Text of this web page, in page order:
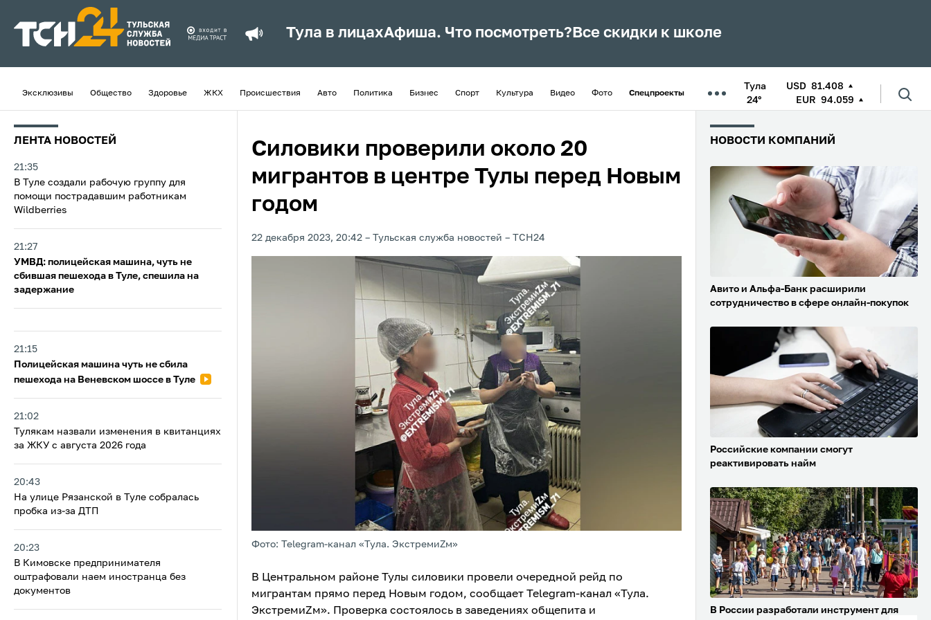
Тула в лицахАфиша. Что посмотреть? Все скидки к школе
Эксклюзивы Общество Здоровье ЖКХ Происшествия Авто Политика Бизнес Спорт Культура Видео Фото Спецпроекты
Тула
24°
USD 81.408
EUR 94.059
ЛЕНТА НОВОСТЕЙ
21:35
В Туле создали рабочую группу для
помощи пострадавшим работникам
Wildberries
21:27
УМВД: полицейская машина, чуть не
сбившая пешехода в Туле, спешила на
задержание
21:15
Полицейская машина чуть не сбила
пешехода на Веневском шоссе в Туле
21:02
Тулякам назвали изменения в квитанциях
за ЖКУ с августа 2026 года
20:43
На улице Рязанской в Туле собралась
пробка из-за ДТП
20:23
В Кимовске предпринимателя
оштрафовали наем иностранца без
документов
Силовики проверили около 20
мигрантов в центре Тулы перед Новым
годом
22 декабря 2023, 20:42 Тульская служба новостей ТСН24
Фото: Telegram-канал «Тула. ЭкстремиZм»
В Центральном районе Тулы силовики провели очередной рейд по
мигрантам прямо перед Новым годом, сообщает Telegram-канал «Тула.
ЭкстремиZм». Проверка состоялось в заведениях общепита и
НОВОСТИ КОМПАНИЙ
Авито и Альфа-Банк расширили
сотрудничество в сфере онлайн-покупок
Российские компании смогут
реактивировать найм
В России разработали инструмент для